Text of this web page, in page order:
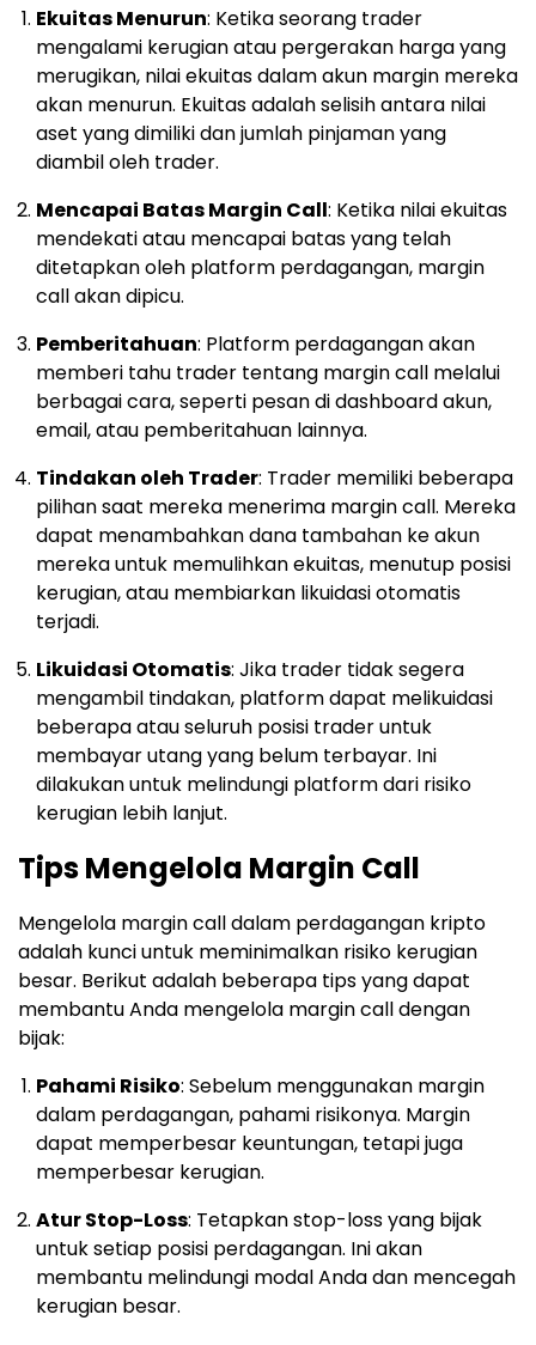
Ekuitas Menurun: Ketika seorang trader
mengalami kerugian atau pergerakan harga yang
merugikan, nilai ekuitas dalam akun margin mereka
akan menurun. Ekuitas adalah selisih antara nilai
aset yang dimiliki dan jumlah pinjaman yang
diambil oleh trader.
Mencapai Batas Margin Call: Ketika nilai ekuitas
mendekati atau mencapai batas yang telah
ditetapkan oleh platform perdagangan, margin
call akan dipicu.
Pemberitahuan: Platform perdagangan akan
memberi tahu trader tentang margin call melalui
berbagai cara, seperti pesan di dashboard akun,
email, atau pemberitahuan lainnya.
Tindakan oleh Trader: Trader memiliki beberapa
pilihan saat mereka menerima margin call. Mereka
dapat menambahkan dana tambahan ke akun
mereka untuk memulihkan ekuitas, menutup posisi
kerugian, atau membiarkan likuidasi otomatis
terjadi.
Likuidasi Otomatis: Jika trader tidak segera
mengambil tindakan, platform dapat melikuidasi
beberapa atau seluruh posisi trader untuk
membayar utang yang belum terbayar. Ini
dilakukan untuk melindungi platform dari risiko
kerugian lebih lanjut.
Tips Mengelola Margin Call
Mengelola margin call dalam perdagangan kripto
adalah kunci untuk meminimalkan risiko kerugian
besar. Berikut adalah beberapa tips yang dapat
membantu Anda mengelola margin call dengan
bijak:
Pahami Risiko: Sebelum menggunakan margin
dalam perdagangan, pahami risikonya. Margin
dapat memperbesar keuntungan, tetapi juga
memperbesar kerugian.
Atur Stop-Loss: Tetapkan stop-loss yang bijak
untuk setiap posisi perdagangan. Ini akan
membantu melindungi modal Anda dan mencegah
kerugian besar.